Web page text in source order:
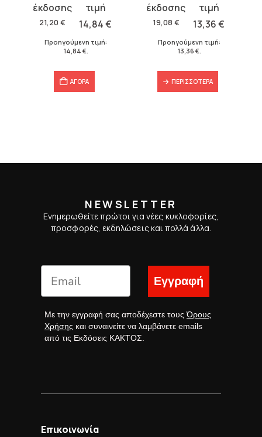
21,20 €
price
was:
21,20 €.
14,84€
τρέχουσα
τιμή
είναι:
14,84 €.
Προηγούμενη τιμή:
14,84 €.
ΑΓΟΡΑ
19,08 €
price
was:
19,08 €.
13,36€
τρέχουσα
τιμή
είναι:
13,36 €.
Προηγούμενη τιμή:
13,36 €.
ΠΕΡΙΣΣΌΤΕΡΑ
NEWSLETTER
Ενημερωθείτε πρώτοι για νέες κυκλοφορίες,
προσφορές, εκδηλώσεις και πολλά άλλα.
Εγγραφή
Με την εγγραφή σας αποδέχεστε τουςΌρους
Χρήσης και συναινείτε να λαμβάνετε emails
από τις Εκδόσεις ΚΑΚΤΟΣ.
Επικοινωνία